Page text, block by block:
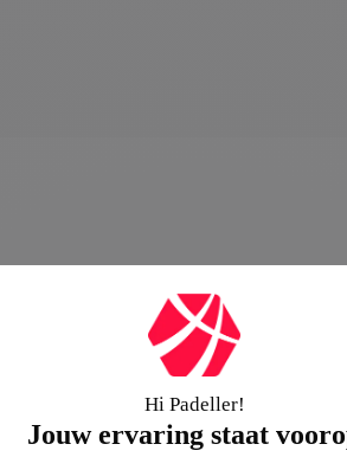
Algemene beoordeling van”Nike Court Heritage